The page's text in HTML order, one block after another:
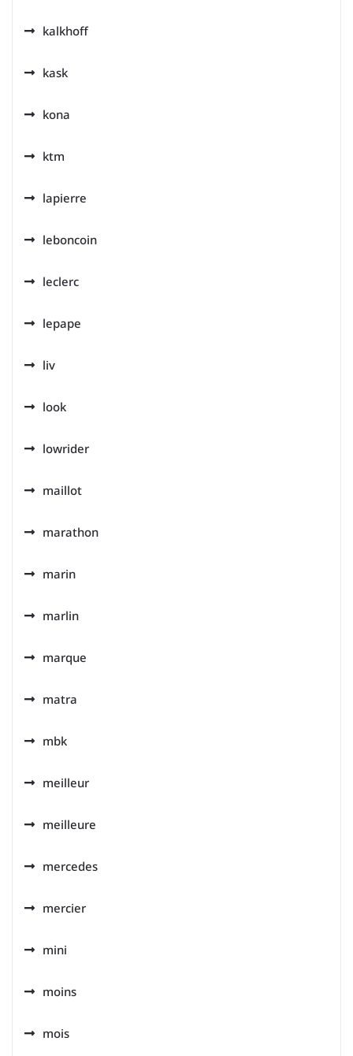
kalkhoff
kask
kona
ktm
lapierre
leboncoin
leclerc
lepape
liv
look
lowrider
maillot
marathon
marin
marlin
marque
matra
mbk
meilleur
meilleure
mercedes
mercier
mini
moins
mois